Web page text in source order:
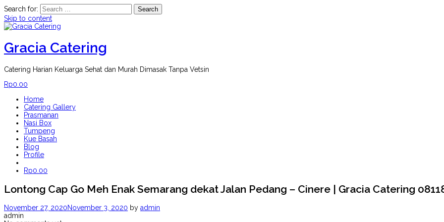
Search for:
Skip to content
Gracia Catering
Catering Harian Keluarga Sehat dan Murah Dimasak Tanpa Vetsin
Rp0.00
Home
Catering Gallery
Prasmanan
Nasi Box
Tumpeng
Kue Basah
Blog
Profile
Rp0.00
Lontong Cap Go Meh Enak Semarang dekat Jalan Pedang – Cinere | Gracia Catering
November 27, 2020November 3, 2020 by admin
admin